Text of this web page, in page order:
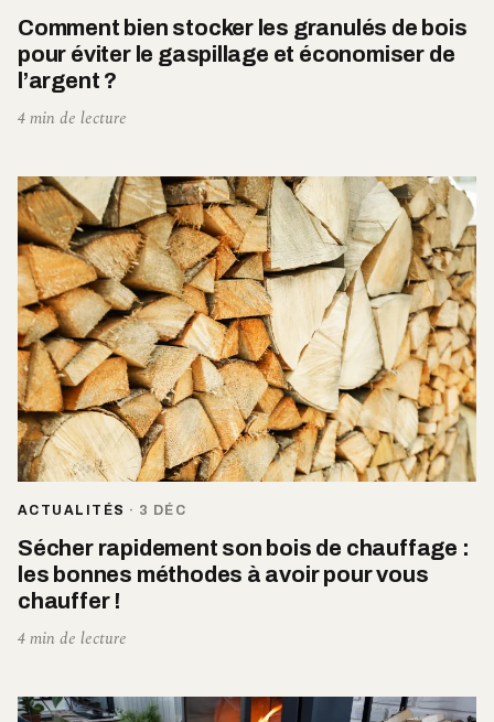
Comment bien stocker les granulés de bois
pour éviter le gaspillage et économiser de
l’argent ?
4 min de lecture
ACTUALITÉS · 3 DÉC
Sécher rapidement son bois de chauffage :
les bonnes méthodes à avoir pour vous
chauffer !
4 min de lecture